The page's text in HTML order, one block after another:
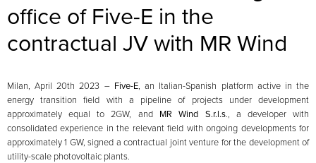
office of Five-E in the
contractual JV with MR Wind
Milan, April 20th 2023 – Five-E, an Italian-Spanish platform active in the
energy transition field with a pipeline of projects under development
approximately equal to 2GW, and MR Wind S.r.l.s., a developer with
consolidated experience in the relevant field with ongoing developments for
approximately 1 GW, signed a contractual joint venture for the development of
utility-scale photovoltaic plants.